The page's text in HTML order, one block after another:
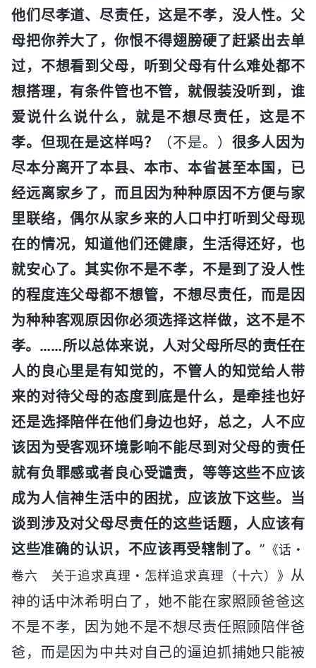
他们尽孝道、尽责任，这是不孝，没人性。父
母把你养大了，你恨不得翅膀硬了赶紧出去单
过，不想看到父母，听到父母有什么难处都不
想搭理，有条件管也不管，就假装没听到，谁
爱说什么说什么，就是不想尽责任，这是不
孝。但现在是这样吗？
（不是。） 很多人因为
尽本分离开了本县、本市、本省甚至本国，已
经远离家乡了，而且因为种种原因不方便与家
里联络，偶尔从家乡来的人口中打听到父母现
在的情况，知道他们还健康，生活得还好，也
就安心了。其实你不是不孝，不是到了没人性
的程度连父母都不想管，不想尽责任，而是因
为种种客观原因你必须选择这样做，这不是不
孝。……所以总体来说，人对父母所尽的责任在
人的良心里是有知觉的，不管人的知觉给人带
来的对待父母的态度到底是什么，是牵挂也好
还是选择陪伴在他们身边也好，总之，人不应
该因为受客观环境影响不能尽到对父母的责任
就有负罪感或者良心受谴责，等等这些不应该
成为人信神生活中的困扰，应该放下这些。当
谈到涉及对父母尽责任的这些话题，人应该有
这些准确的认识，不应该再受辖制了。 ” 《话・
卷六 关于追求真理・怎样追求真理（十六）》 从
神的话中沐希明白了，她不能在家照顾爸爸这
不是不孝，因为她不是不想尽责任照顾陪伴爸
爸，而是因为中共对自己的逼迫抓捕她只能被